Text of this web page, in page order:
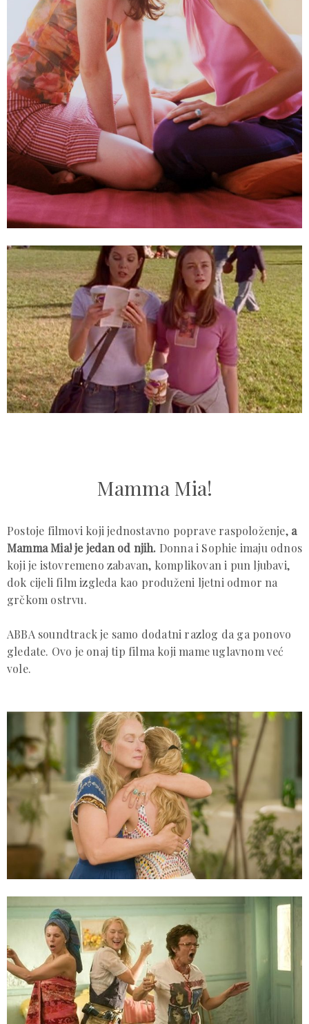
Mamma Mia!
Postoje filmovi koji jednostavno poprave raspoloženje, a
Mamma Mia! je jedan od njih. Donna i Sophie imaju odnos
koji je istovremeno zabavan, komplikovan i pun ljubavi,
dok cijeli film izgleda kao produženi ljetni odmor na
grčkom ostrvu.
ABBA soundtrack je samo dodatni razlog da ga ponovo
gledate. Ovo je onaj tip filma koji mame uglavnom već
vole.